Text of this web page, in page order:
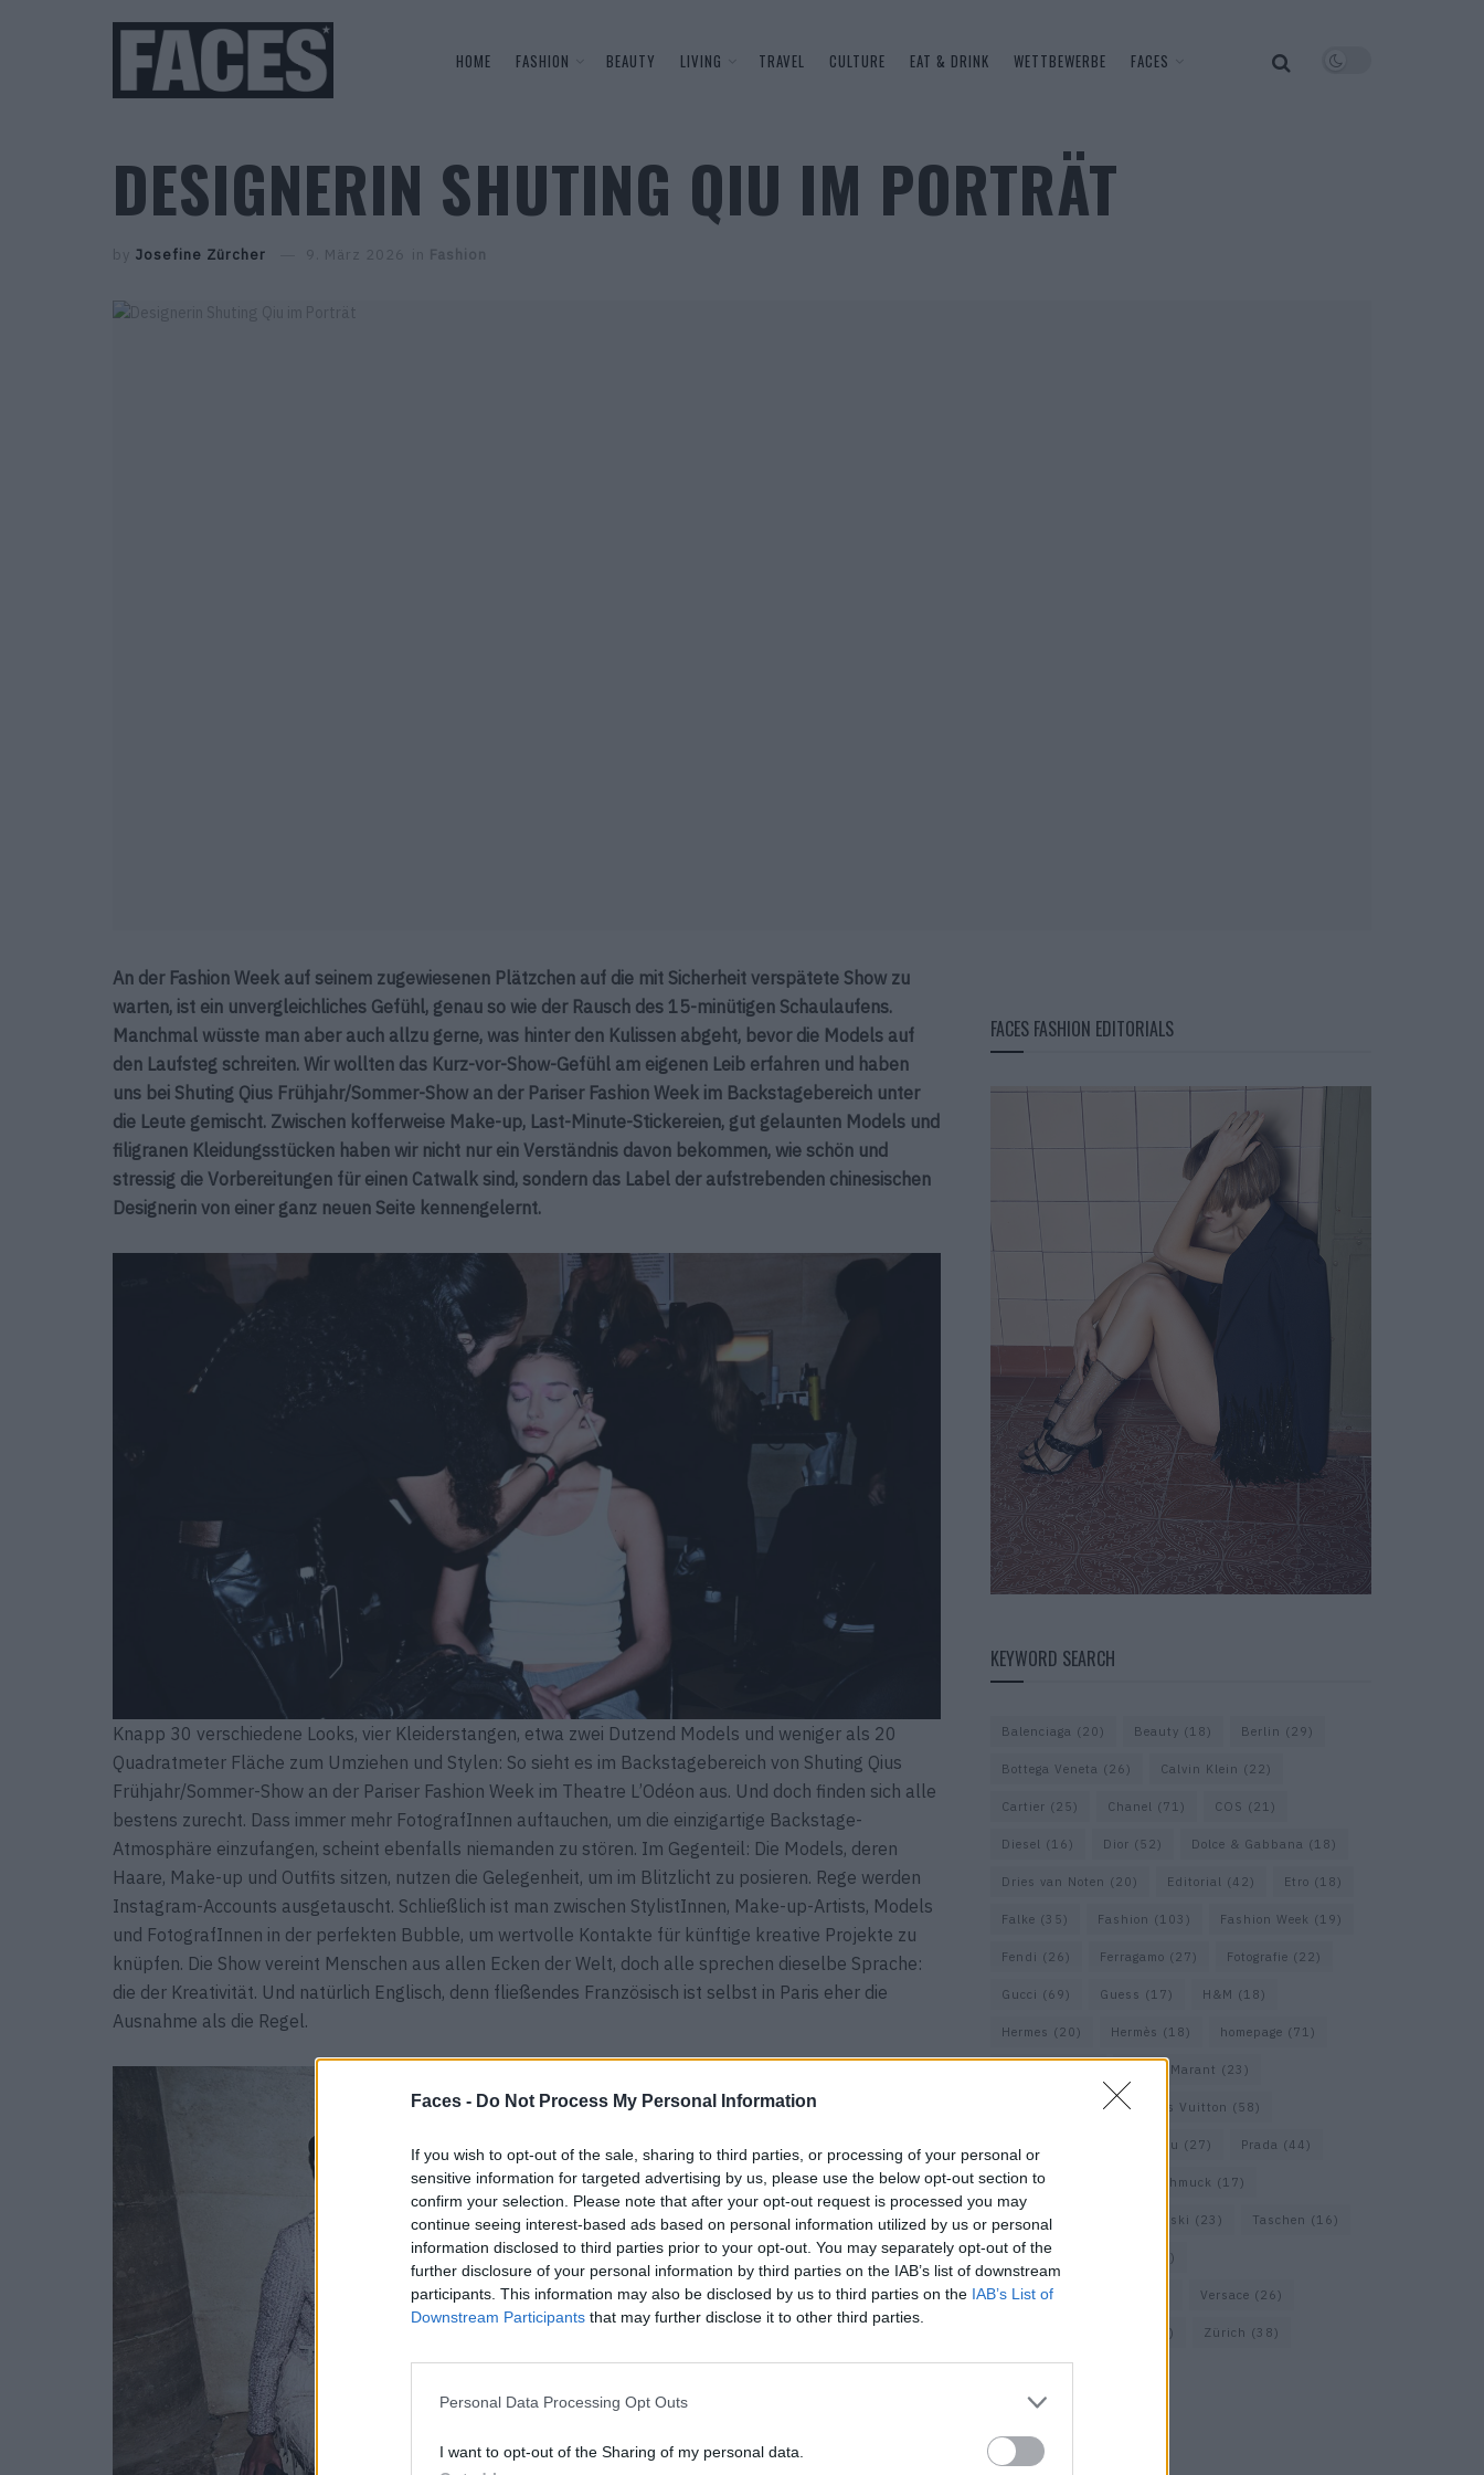
Faces - Do Not Process My Personal Information
If you wish to opt-out of the sale, sharing to third parties, or processing of your personal or
sensitive information for targeted advertising by us, please use the below opt-out section to
confirm your selection. Please note that after your opt-out request is processed you may
continue seeing interest-based ads based on personal information utilized by us or personal
information disclosed to third parties prior to your opt-out. You may separately opt-out of the
further disclosure of your personal information by third parties on the IAB’s list of downstream
participants. This information may also be disclosed by us to third parties on the IAB’s List of
Downstream Participants that may further disclose it to other third parties.
Personal Data Processing Opt Outs
I want to opt-out of the Sharing of my personal data.
HOME FASHION BEAUTY LIVING TRAVEL CULTURE EAT & DRINK WETTBEWERBE FACES
DESIGNERIN SHUTING QIU IM PORTRÄT
by Josefine Zürcher 9. März 2026 in Fashion
An der Fashion Week auf seinem zugewiesenen Plätzchen auf die mit Sicherheit verspätete Show zu
warten, ist ein unvergleichliches Gefühl, genau so wie der Rausch des 15-minütigen Schaulaufens.
Manchmal wüsste man aber auch allzu gerne, was hinter den Kulissen abgeht, bevor die Models auf
den Laufsteg schreiten. Wir wollten das Kurz-vor-Show-Gefühl am eigenen Leib erfahren und haben
uns bei Shuting Qius Frühjahr/Sommer-Show an der Pariser Fashion Week im Backstagebereich unter
die Leute gemischt. Zwischen kofferweise Make-up, Last-Minute-Stickereien, gut gelaunten Models und
filigranen Kleidungsstücken haben wir nicht nur ein Verständnis davon bekommen, wie schön und
stressig die Vorbereitungen für einen Catwalk sind, sondern das Label der aufstrebenden chinesischen
Designerin von einer ganz neuen Seite kennengelernt.
Knapp 30 verschiedene Looks, vier Kleiderstangen, etwa zwei Dutzend Models und weniger als 20
Quadratmeter Fläche zum Umziehen und Stylen: So sieht es im Backstagebereich von Shuting Qius
Frühjahr/Sommer-Show an der Pariser Fashion Week im Theatre L’Odéon aus. Und doch finden sich alle
bestens zurecht. Dass immer mehr FotografInnen auftauchen, um die einzigartige Backstage-
Atmosphäre einzufangen, scheint ebenfalls niemanden zu stören. Im Gegenteil: Die Models, deren
Haare, Make-up und Outfits sitzen, nutzen die Gelegenheit, um im Blitzlicht zu posieren. Rege werden
Instagram-Accounts ausgetauscht. Schließlich ist man zwischen StylistInnen, Make-up-Artists, Models
und FotografInnen in der perfekten Bubble, um wertvolle Kontakte für künftige kreative Projekte zu
knüpfen. Die Show vereint Menschen aus allen Ecken der Welt, doch alle sprechen dieselbe Sprache:
die der Kreativität. Und natürlich Englisch, denn fließendes Französisch ist selbst in Paris eher die
Ausnahme als die Regel.
FACES FASHION EDITORIALS
KEYWORD SEARCH
Balenciaga (20) Beauty (18) Berlin (29)
Bottega Veneta (26) Calvin Klein (22)
Cartier (25) Chanel (71) COS (21)
Diesel (16) Dior (52) Dolce & Gabbana (18)
Dries van Noten (20) Editorial (42) Etro (18)
Falke (35) Fashion (103) Fashion Week (19)
Fendi (26) Ferragamo (27) Fotografie (22)
Gucci (69) Guess (17) H&M (18)
Hermes (20) Hermès (18) homepage (71)
Isabel Marant (23)
(20) Louis Vuitton (58)
Miu Miu (27) Prada (44)
Saint Laurent Schmuck (17)
Sportmax Swarovski (23) Taschen (16)
Travel(23) (33)
Vacheron Constantin Versace (26)
(18) Zürich (38)